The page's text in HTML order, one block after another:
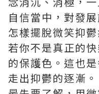
自信當中，對發
怎樣擺脫微笑抑
若你不是真正的
的保護色。這也
走出抑鬱的逐漸。